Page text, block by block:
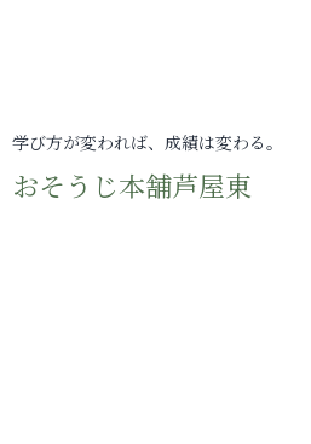
学び方が変われば、成績は変わる。
おそうじ本舗芦屋東